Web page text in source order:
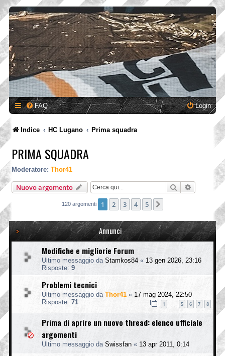
FAQ Login
Indice HC Lugano Prima squadra
PRIMA SQUADRA
Moderatore: Thor41
Nuovo argomento Cerca Ricerca
120 argomenti 1 2 3 4 5
Annunci
Modifiche e migliorie Forum
Ultimo messaggio da Stamkos84 « 13 gen 2026, 23:16
Risposte: 9
Problemi tecnici
Ultimo messaggio da Thor41 « 17 mag 2024, 22:50
Risposte: 71 1 5 6 7 8
Prima di aprire un nuovo thread: elenco ufficiale
argomenti
Ultimo messaggio da Swissfan « 13 apr 2011, 0:14